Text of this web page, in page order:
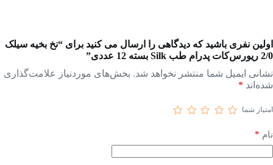
اولین نفری باشید که دیدگاهی را ارسال می کنید برای “نخ بخیه سیلک
2/0 ریورس‌کات پدرام طب Silk بسته 12 عددی”
نشانی ایمیل شما منتشر نخواهد شد. بخش‌های موردنیاز علامت‌گذاری
شده‌اند *
امتیاز شما
نام *